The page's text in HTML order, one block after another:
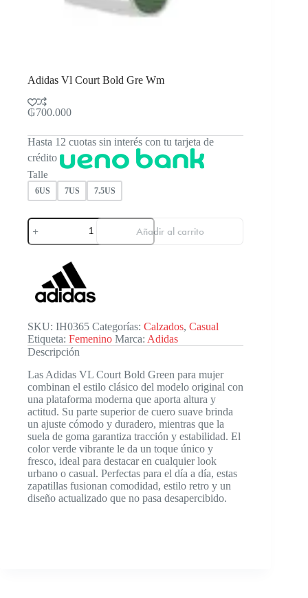
Adidas Vl Court Bold Gre Wm
₲700.000
Hasta 12 cuotas sin interés con tu tarjeta de
crédito
Talle
6US 7US 7.5US
Adidas
Vl
Court
cantidad
Añadir al carrito
SKU: IH0365 Categorías: Calzados, Casual
Etiqueta: Femenino Marca: Adidas
Descripción
Las Adidas VL Court Bold Green para mujer
combinan el estilo clásico del modelo original con
una plataforma moderna que aporta altura y
actitud. Su parte superior de cuero suave brinda
un ajuste cómodo y duradero, mientras que la
suela de goma garantiza tracción y estabilidad. El
color verde vibrante le da un toque único y
fresco, ideal para destacar en cualquier look
urbano o casual. Perfectas para el día a día, estas
zapatillas fusionan comodidad, estilo retro y un
diseño actualizado que no pasa desapercibido.